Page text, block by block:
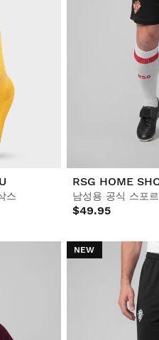
스
RSG HOME
남성용 공식 스포
$49.95
NEW